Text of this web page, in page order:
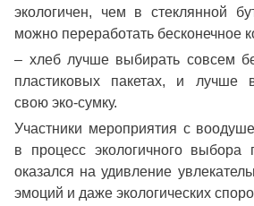
экологичен, чем в стеклянной
можно переработать бесконечное
– хлеб лучше выбирать совсем
пластиковых пакетах, и лучше
свою эко-сумку.
Участники мероприятия с
в процесс экологичного выбора
оказался на удивление
эмоций и даже экологических